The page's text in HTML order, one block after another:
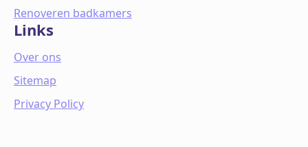
Renoveren badkamers
Links
Over ons
Sitemap
Privacy Policy